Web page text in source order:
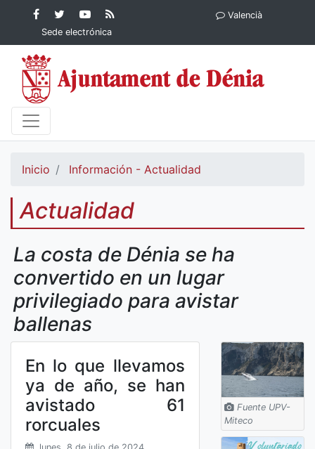
Contenido principalFacebook
Ayuntamiento de
Dénia
Ayuntamiento
de Dénia
YouTube
Ayuntamiento
de Dénia
Ayuntamiento
Sede electrónica
Valencià
Inicio Información - Actualidad
Actualidad
La costa de Dénia se ha
convertido en un lugar
privilegiado para avistar
ballenas
En lo que llevamos
ya de año, se han
avistado 61
rorcuales
Fuente UPV-
Miteco